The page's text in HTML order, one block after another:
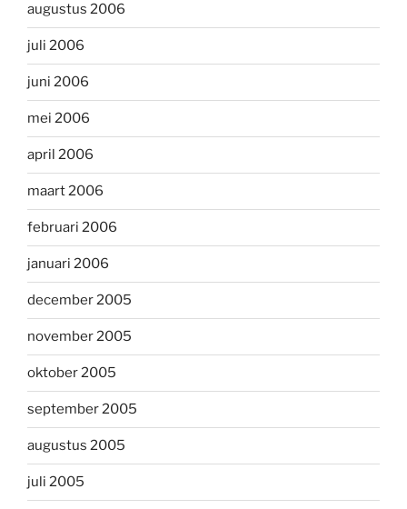
augustus 2006
juli 2006
juni 2006
mei 2006
april 2006
maart 2006
februari 2006
januari 2006
december 2005
november 2005
oktober 2005
september 2005
augustus 2005
juli 2005